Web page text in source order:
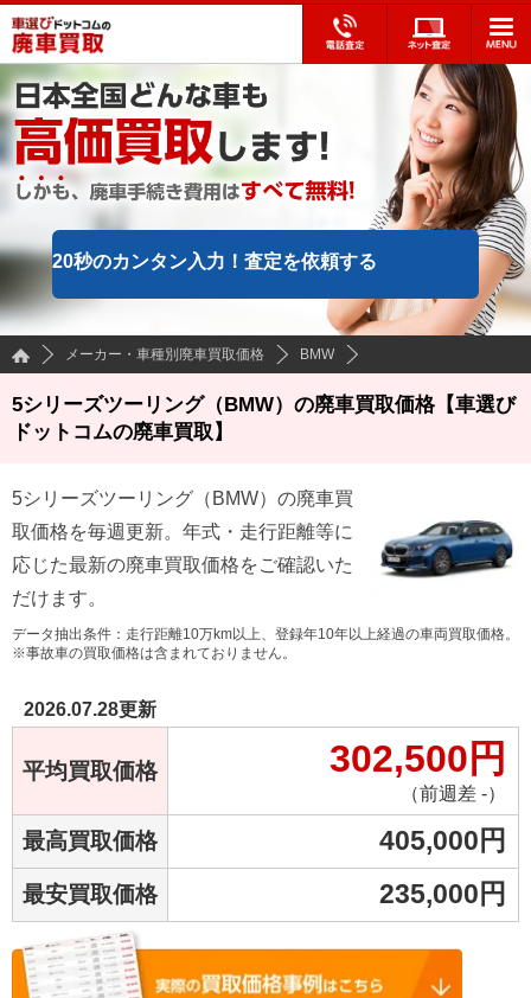
20秒のカンタン入力！ 査定を依頼する
メーカー・車種別廃車買取価格 BMW
5シリーズツーリング（BMW）の廃車買取価格【車選び
ドットコムの廃車買取】
5シリーズツーリング （ BMW）の廃車買
取価格を毎週更新。年式・走行距離等に
応じた最新の廃車買取価格をご確認いた
だけます。
データ抽出条件：走行距離10万km以上、登録年10年以上経過の車両買取価格。
※事故車の買取価格は含まれておりません。
2026.07.28更新
平均買取価格 302,500 円
（前週差 -）
最高買取価格 405,000 円
最安買取価格 235,000 円